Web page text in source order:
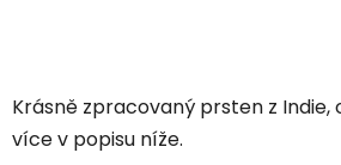
Krásně zpracovaný prsten z Indie,
více v popisu níže.